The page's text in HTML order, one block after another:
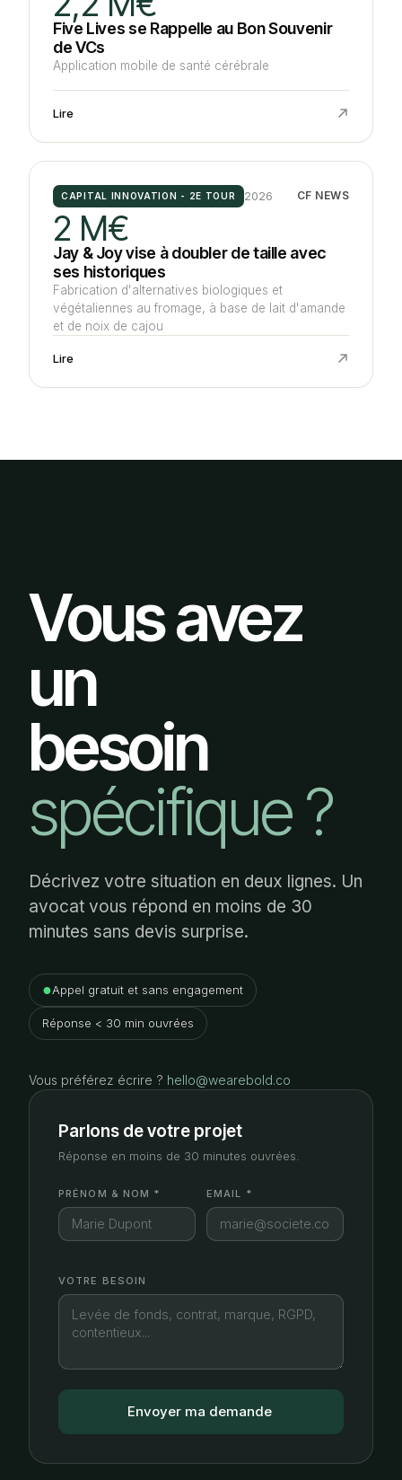
Five Lives se Rappelle au Bon Souvenir
de VCs
Application mobile de santé cérébrale
Lire
CAPITAL INNOVATION - 2E TOUR 2026 CF NEWS
2 M€
Jay & Joy vise à doubler de taille avec
ses historiques
Fabrication d'alternatives biologiques et
végétaliennes au fromage, à base de lait d'amande
et de noix de cajou
Lire
Vous avez
un
besoin
spécifique ?
Décrivez votre situation en deux lignes. Un
avocat vous répond en moins de 30
minutes sans devis surprise.
●Appel gratuit et sans engagement
Réponse < 30 min ouvrées
Vous préférez écrire ? hello@wearebold.co
Parlons de votre projet
Réponse en moins de 30 minutes ouvrées.
PRÉNOM & NOM * EMAIL *
VOTRE BESOIN